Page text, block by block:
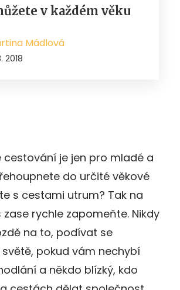
v každém věku
Mádlová
2018
cestování je jen pro mladé a
do určité věkové
s cestami utrum? Tak na
rychle zapomeňte. Nikdy
na to, podívat se
pokud vám nechybí
a někdo blízký, kdo